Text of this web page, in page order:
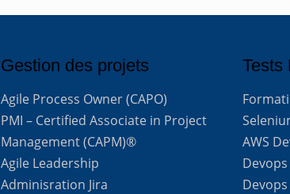
Gestion des projets
Agile Process Owner (CAPO)
PMI – Certified Associate in Project
Management (CAPM)®
Agile Leadership
Adminisration Jira
Tests
AWS